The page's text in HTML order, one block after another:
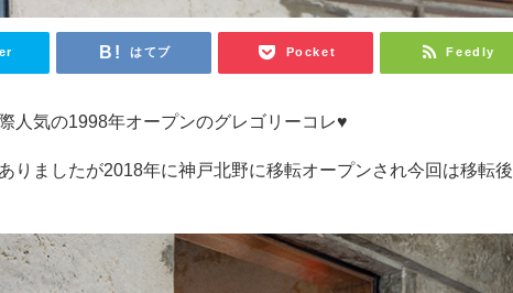
はてブ Pocket Feedly
人気の1998年オープンのグレゴリーコレ♥
りましたが2018年に神戸北野に移転オープンされ今回は移転後